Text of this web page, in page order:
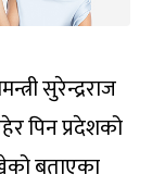
सुरेन्द्रराज
पिन प्रदेशको
बताएका